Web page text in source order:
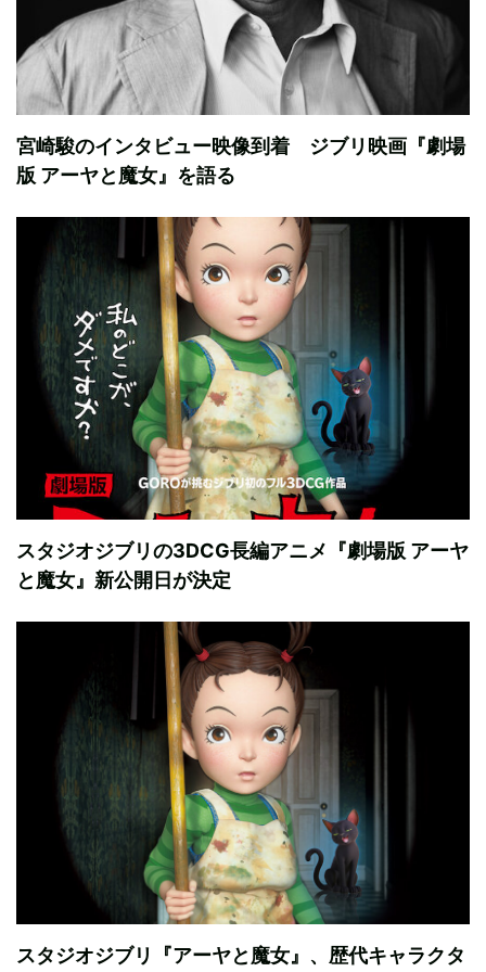
宮崎駿のインタビュー映像到着 ジブリ映画『劇場
版 アーヤと魔女』を語る
スタジオジブリの3DCG長編アニメ『劇場版 アーヤ
と魔女』新公開日が決定
スタジオジブリ『アーヤと魔女』、歴代キャラクタ